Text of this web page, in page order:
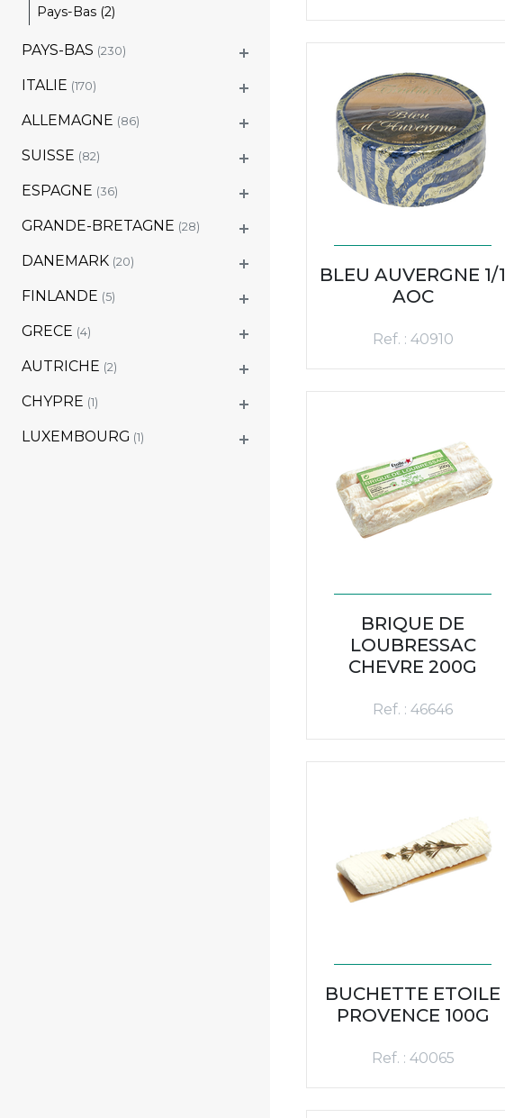
Pays-Bas (2)
PAYS-BAS (230)
ITALIE (170)
ALLEMAGNE (86)
SUISSE (82)
ESPAGNE (36)
GRANDE-BRETAGNE (28)
DANEMARK (20)
FINLANDE (5)
GRECE (4)
AUTRICHE (2)
CHYPRE (1)
LUXEMBOURG (1)
BLEU AUVERGNE 1/1
AOC
Ref. : 40910
BRIQUE DE
LOUBRESSAC
CHEVRE 200G
Ref. : 46646
BUCHETTE ETOILE
PROVENCE 100G
Ref. : 40065